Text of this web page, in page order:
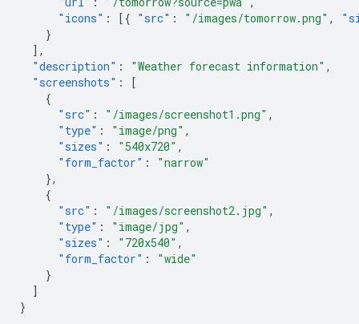
"icons" : [{ "src" : "/images/tomorrow.png" ,
}
],
"description" : "Weather forecast information" ,
"screenshots" :
[
{
"src" : "/images/screenshot1.png" ,
"type" : "image/png" ,
"sizes" : "540x720" ,
"form_factor" :
"narrow"
},
{
"src" : "/images/screenshot2.jpg" ,
"type" : "image/jpg" ,
"sizes" : "720x540" ,
"form_factor" :
"wide"
}
]
}